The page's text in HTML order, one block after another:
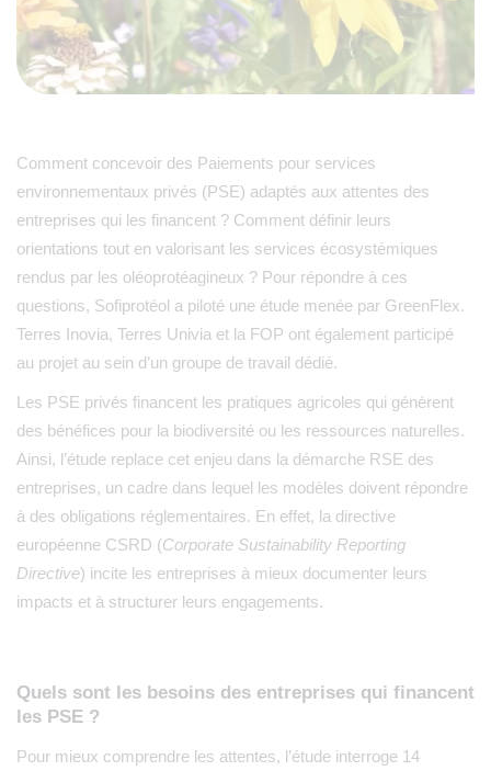
Comment concevoir des Paiements pour services
environnementaux privés (PSE) adaptés aux attentes des
entreprises qui les financent ? Comment définir leurs
orientations tout en valorisant les services écosystémiques
rendus par les oléoprotéagineux ? Pour répondre à ces
questions, Sofiprotéol a piloté une étude menée par GreenFlex.
Terres Inovia, Terres Univia et la FOP ont également participé
au projet au sein d’un groupe de travail dédié.
Les PSE privés financent les pratiques agricoles qui génèrent
des bénéfices pour la biodiversité ou les ressources naturelles.
Ainsi, l’étude replace cet enjeu dans la démarche RSE des
entreprises, un cadre dans lequel les modèles doivent répondre
à des obligations réglementaires. En effet, la directive
européenne CSRD (Corporate Sustainability Reporting
Directive) incite les entreprises à mieux documenter leurs
impacts et à structurer leurs engagements.
Quels sont les besoins des entreprises qui financent
les PSE ?
Pour mieux comprendre les attentes, l’étude interroge 14